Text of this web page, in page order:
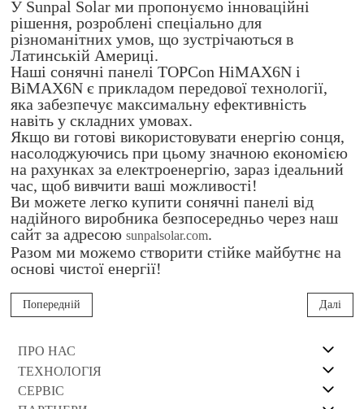
У Sunpal Solar ми пропонуємо інноваційні
рішення, розроблені спеціально для
різноманітних умов, що зустрічаються в
Латинській Америці.
Наші сонячні панелі TOPCon HiMAX6N і
BiMAX6N є прикладом передової технології,
яка забезпечує максимальну ефективність
навіть у складних умовах.
Якщо ви готові використовувати енергію сонця,
насолоджуючись при цьому значною економією
на рахунках за електроенергію, зараз ідеальний
час, щоб вивчити ваші можливості!
Ви можете легко купити сонячні панелі від
надійного виробника безпосередньо через наш
сайт за адресоюsunpalsolar.com.
Разом ми можемо створити стійке майбутнє на
основі чистої енергії!
Попередній Далі
ПРО НАС
ТЕХНОЛОГІЯ
СЕРВІС